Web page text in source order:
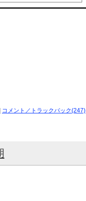
コメント／トラックバック(247)